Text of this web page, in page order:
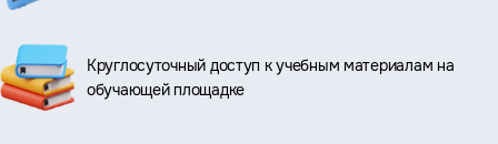
Круглосуточный доступ к учебным материалам на
обучающей площадке